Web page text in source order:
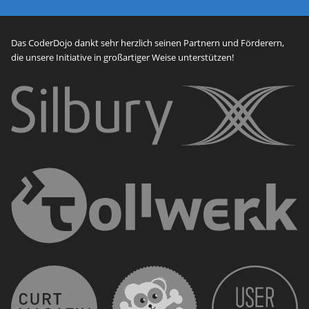
Das CoderDojo dankt sehr herzlich seinen Partnern und Förderern,
die unsere Initiative in großartiger Weise unterstützen!